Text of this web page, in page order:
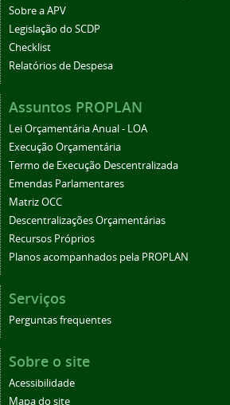
Sobre a APV
Legislação do SCDP
Checklist
Relatórios de Despesa
Assuntos PROPLAN
Lei Orçamentária Anual - LOA
Execução Orçamentária
Termo de Execução Descentralizada
Emendas Parlamentares
Matriz OCC
Descentralizações Orçamentárias
Recursos Próprios
Planos acompanhados pela PROPLAN
Serviços
Perguntas frequentes
Sobre o site
Acessibilidade
Mapa do site